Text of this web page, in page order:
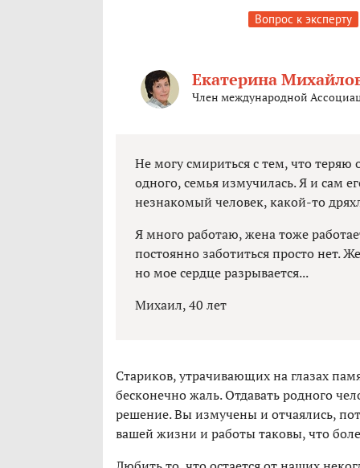
Вопрос к эксперту
Екатерина
Член международной
Не могу смириться с тем, что теряю
одного, семья измучилась. Я и сам
незнакомый человек, какой-то
Я много работаю, жена тоже
постоянно заботиться просто нет.
но мое сердце разрывается...
Михаил, 40 лет
Стариков, утрачивающих на глазах
бесконечно жаль. Отдавать родного
решение. Вы измучены и отчаялись,
вашей жизни и работы таковы, что